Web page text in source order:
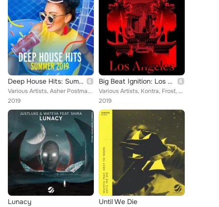
Deep House Hits: Summer 2019 - Armada Music
Various Artists, Asher Postman, Armin van Buuren, Dada, Aquadrop, Burak Yeter, Clément Leroux, Derin Ilter, Win and Woo, Paige, ...
2019
Big Beat Ignition: Los Angeles
Various Artists, Kontra, Frost, Salvatore Ganacci, WATEVA, VAMPA, Deathpact, GTA, Ekali, Fabian Mazur, BLVK JVCK, Dillon Nathani...
2019
Lunacy Until We Die